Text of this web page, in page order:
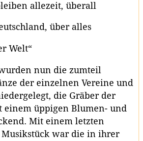
allezeit, überall
über alles
Welt“
nun die zumteil
der einzelnen Vereine und
die Gräber der
einem üppigen Blumen- und
Mit einem letzten
Musikstück war die in ihrer